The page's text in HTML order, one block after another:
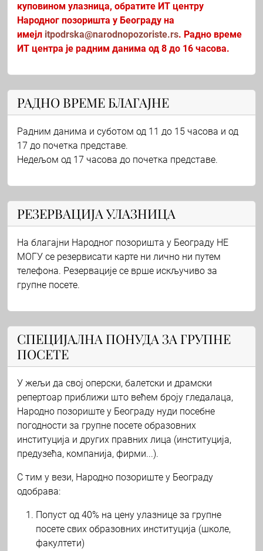
куповином улазница, обратите ИТ центру
Народног позоришта у Београду на
имејл itpodrska@narodnopozoriste.rs. Радно време
ИТ центра је радним данима од 8 до 16 часова.
РАДНО ВРЕМЕ БЛАГАЈНЕ
Радним данима и суботом од 11 до 15 часова и од
17 до почетка представе.
Недељом од 17 часова до почетка представе.
РЕЗЕРВАЦИЈА УЛАЗНИЦА
На благајни Народног позоришта у Београду НЕ
МОГУ се резервисати карте ни лично ни путем
телефона. Резервације се врше искључиво за
групне посете.
СПЕЦИЈАЛНА ПОНУДА ЗА ГРУПНЕ
ПОСЕТЕ
У жељи да свој оперски, балетски и драмски
репертоар приближи што већем броју гледалаца,
Народно позориште у Београду нуди посебне
погодности за групне посете образовних
институција и других правних лица (институција,
предузећа, компанија, фирми...).
С тим у вези, Народно позориште у Београду
одобрава:
Попуст од 40% на цену улазнице за групне
посете свих образовних институција (школе,
факултети)